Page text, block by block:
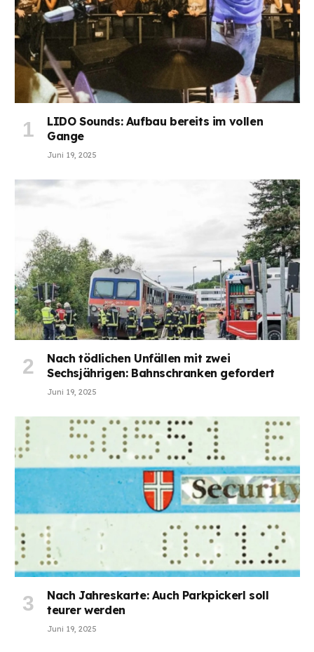
LIDO Sounds: Aufbau bereits im vollen
Gange
Juni 19, 2025
Nach tödlichen Unfällen mit zwei
Sechsjährigen: Bahnschranken gefordert
Juni 19, 2025
Nach Jahreskarte: Auch Parkpickerl soll
teurer werden
Juni 19, 2025